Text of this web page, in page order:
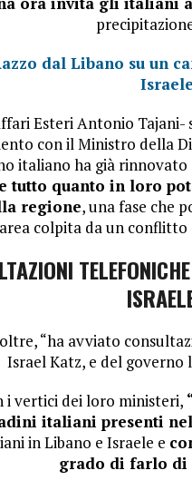
dal Libano su un
Esteri Antonio Tajani-
con il Ministro della
italiano ha già rinnovato
tutto quanto in loro
regione, una fase che
colpita da un
“ha avviato
Israel Katz, e del governo
i vertici dei loro ministeri,
italiani presenti
in Libano e Israele e
grado di farlo di